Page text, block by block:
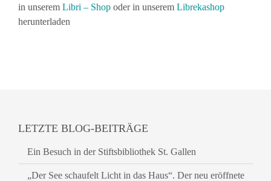
in unserem Libri – Shop oder in unserem Librekashop
herunterladen
LETZTE BLOG-BEITRÄGE
Ein Besuch in der Stiftsbibliothek St. Gallen
„Der See schaufelt Licht in das Haus“. Der neu eröffnete